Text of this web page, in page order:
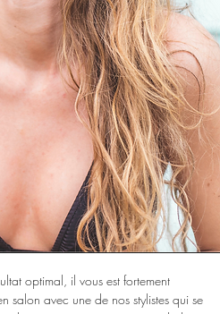
optimal, il vous est fortement
salon avec une de nos stylistes qui se